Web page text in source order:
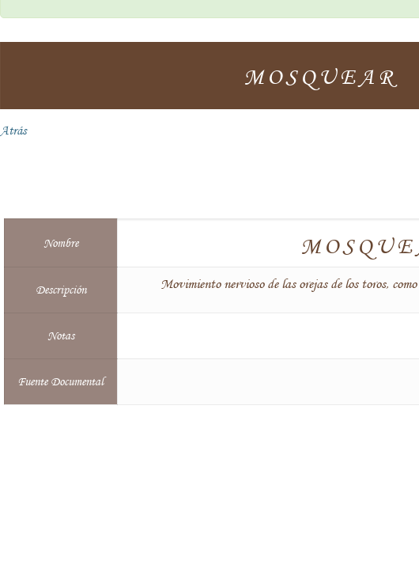
MOSQUEAR
Atrás
Nombre
Descripción Movimiento nervioso de las orejas de los toros,
Notas
Fuente Documental